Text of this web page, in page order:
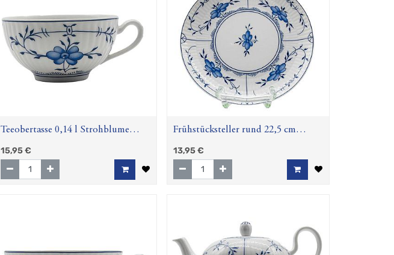
Teeobertasse 0,14 l Strohblume
(Amina)
15,95€
Frühstücksteller rund 22,5 cm
Strohblume (Amina)
13,95€